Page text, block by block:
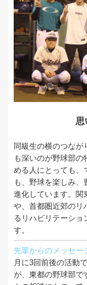
思
同級生の横のつなが
も深いのが野球部
める人にとっても、
も、野球を楽しみ
進化しています。関
や、首都圏近郊のリ
るリハビリテーショ
す。
先輩からのメッセー
月に3回前後の活動
が、東都の野球部で